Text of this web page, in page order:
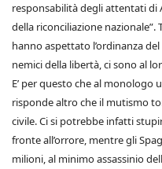
responsabilità degli attentati di
della riconciliazione
hanno aspettato l’ordinanza
nemici della libertà, ci sono al
E’ per questo che al monologo
risponde altro che il mutismo
civile. Ci si potrebbe infatti
fronte all’orrore, mentre gli
milioni, al minimo assassinio